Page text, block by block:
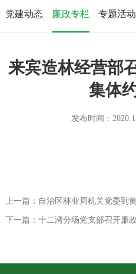
党建动态 廉政专栏 专题活动
来宾造林经营部
集体
发布时间：
下一篇：十二湾分场党支部召开廉